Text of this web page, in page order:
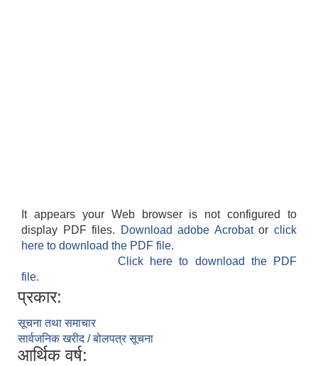
It appears your Web browser is not configured to
display PDF files.
Download adobe Acrobatorclick
here to download the PDF file.
Click here to download the PDF
file.
प्रकार:
सूचना तथा समाचार
सार्वजनिक खरीद / बोलपत्र सूचना
आर्थिक वर्ष: